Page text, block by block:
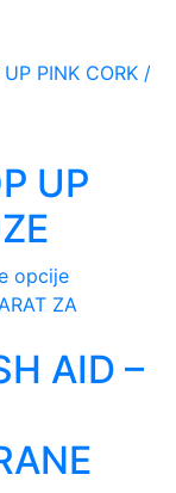
UP
opcije
proizvod
više
varijanti.
mogu
biti
AID –